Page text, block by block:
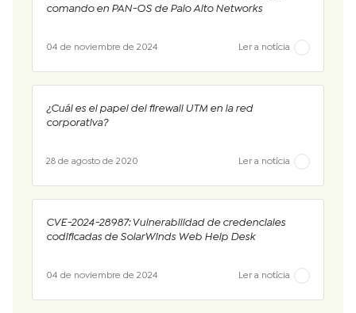
comando en PAN-OS de Palo Alto Networks
04 de noviembre de 2024 Ler a notícia
¿Cuál es el papel del firewall UTM en la red
corporativa?
28 de agosto de 2020 Ler a notícia
CVE-2024-28987: Vulnerabilidad de credenciales
codificadas de SolarWinds Web Help Desk
04 de noviembre de 2024 Ler a notícia